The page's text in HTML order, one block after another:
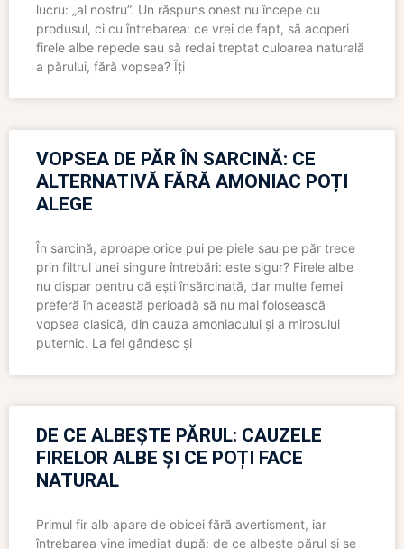
lucru: „al nostru”. Un răspuns onest nu începe cu
produsul, ci cu întrebarea: ce vrei de fapt, să acoperi
firele albe repede sau să redai treptat culoarea naturală
a părului, fără vopsea? Îți
VOPSEA DE PĂR ÎN SARCINĂ: CE
ALTERNATIVĂ FĂRĂ AMONIAC POȚI
ALEGE
În sarcină, aproape orice pui pe piele sau pe păr trece
prin filtrul unei singure întrebări: este sigur? Firele albe
nu dispar pentru că ești însărcinată, dar multe femei
preferă în această perioadă să nu mai folosească
vopsea clasică, din cauza amoniacului și a mirosului
puternic. La fel gândesc și
DE CE ALBEȘTE PĂRUL: CAUZELE
FIRELOR ALBE ȘI CE POȚI FACE
NATURAL
Primul fir alb apare de obicei fără avertisment, iar
întrebarea vine imediat după: de ce albește părul și se